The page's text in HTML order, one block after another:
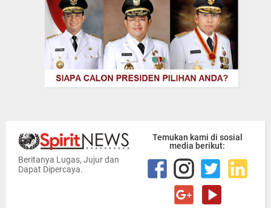
Beritanya Lugas, Jujur dan
Dapat Dipercaya.
Temukan kami di sosial
media berikut: